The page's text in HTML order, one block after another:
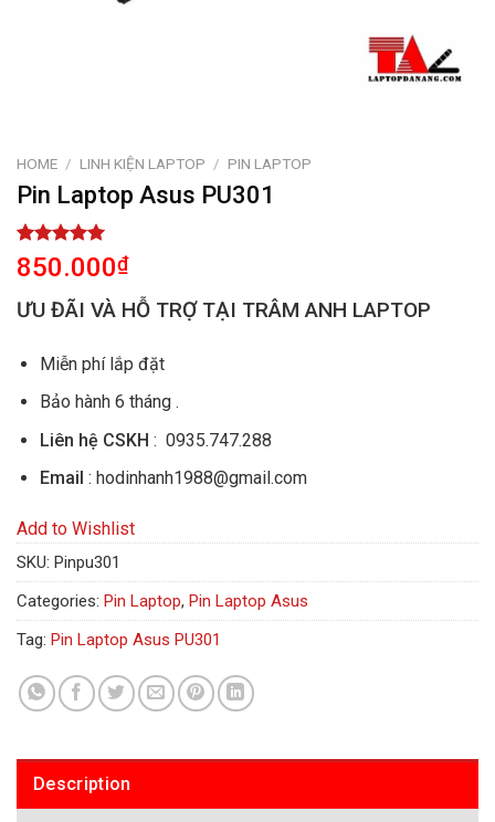
HOME / LINH KIỆN LAPTOP / PIN LAPTOP
Pin Laptop Asus PU301
Rated
5.00
out of 5
1
customer
850.000₫
ƯU ĐÃI VÀ HỖ TRỢ TẠI TRÂM ANH LAPTOP
Miễn phí lắp đặt
Bảo hành 6 tháng .
Liên hệ CSKH : 0935.747.288
Email : hodinhanh1988@gmail.com
Add to Wishlist
SKU: Pinpu301
Categories: Pin Laptop, Pin Laptop Asus
Tag: Pin Laptop Asus PU301
Description